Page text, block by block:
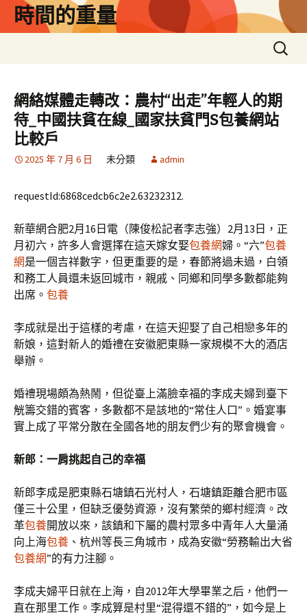
時間的重量
搜
尋
鍵
字:
網絡媒體走轉改：農村“出走”年輕人的期
待_中國扶貧在線_國家扶貧門S包養網站
比較戶
2025 年 7 月 6 日 未分類 admin
requestId:6868cedcb6c2e2.63232312.
新華網合肥2月16日電（陳俊松記者李志強）2月13日，正
月初六，許多人會選擇在這天嫁女娶包養網婦。“六”包養
網是一個吉祥數字，但更重要的是，春節將過未過，白領
和務工人員還未返回城市，親戚、同鄉和同學多數都能夠
出席。 包養
李成就是出于這樣的考慮，在這天迎娶了自己相戀多年的
新娘，這對新人的婚禮在安徽肥東縣一家規模不大的酒店
舉辦。
婚禮現場頗為熱鬧，但從臺上滿臉幸福的李成夫婦到臺下
觥籌交錯的賓客，多數都不是該地的“常住人口”。婚宴事
實上成了平常分散在全國各地的朋友們少有的聚會機會。
新郎：一肩挑起自己的幸福
新郎李成是肥東縣石塘鎮石光村人，石塘鎮距離合肥市區
僅三十公里，但缺乏優勢資源，沒有繁榮的鄉村經濟。改
革包養開放以來，該鎮和下屬的農村眾多中青年人大量涌
向上海包養 、杭州等長三角城市，成為安徽“勞務輸出大省
包養網”的有力注腳。
李成夫婦平日就在上海，自2012年大學畢業之后，他們一
直在那里工作。李成算是村里“混得還不錯的”，如今是上